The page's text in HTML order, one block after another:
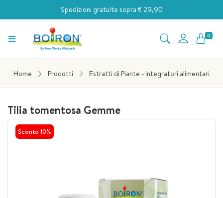
Spedizioni gratuite sopra € 29,90
0
Home Prodotti Estratti di Piante - Integratori alimentari
Tilia tomentosa Gemme
Sconto 10%